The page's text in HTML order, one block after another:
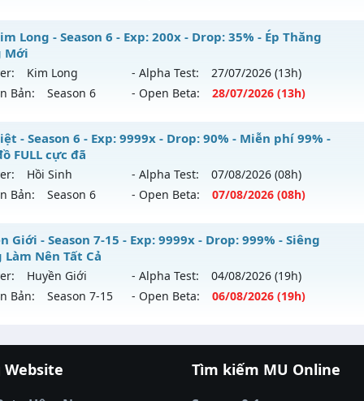
loại: Mu Nguyên bản Webzen
SuperAnti
LONG SEASON 6 - 🌐 Website: https://muhoalong.pro
ra tháng 08 2026 - Mở máy chủ https://facebook.com/
06/08/2626
Non Reset
Mu Nguyên bản Webzen
XShield
Long - Season 6 - Exp: 200x - Drop: 35% - Ép Thăng
Mới
Kim Long - Alpha Test: 27/07/2026 (13h)
Bản:
Season 6 - Open Beta: 28/07/2026 (13h)
Kim Long - Ép Thăng Hạng Mới
mới ra tháng 07 2026 - Mở máy chủKim Longvào 13h
200x - Drop: 35%
loại: Mu Custom thêm đồ mới
CheatGuard
- Season 6 - Exp: 9999x - Drop: 90% - Miễn phí 99% -
FULL cực đã
Hồi Sinh - Alpha Test: 07/08/2026 (08h)
Bản:
Season 6 - Open Beta: 07/08/2026 (08h)
Việt - Miễn phí 99% - Cày đồ FULL cực đã
mới ra tháng 08 2026 - Mở máy chủHồi Sinhvào 08h
9999x - Drop: 90%
Giới - Season 7-15 - Exp: 9999x - Drop: 999% - Siêng
Làm Nên Tất Cả
Huyền Giới - Alpha Test: 04/08/2026 (19h)
Bản:
Season 7-15 - Open Beta: 06/08/2026 (19h)
Giới - Siêng Năng Làm Nên Tất Cả
mới ra tháng 08 2026 - Mở máy chủHuyền Giớivào 19h
đổi thưởng |789club |789club
Website Tìm kiếm MU Online